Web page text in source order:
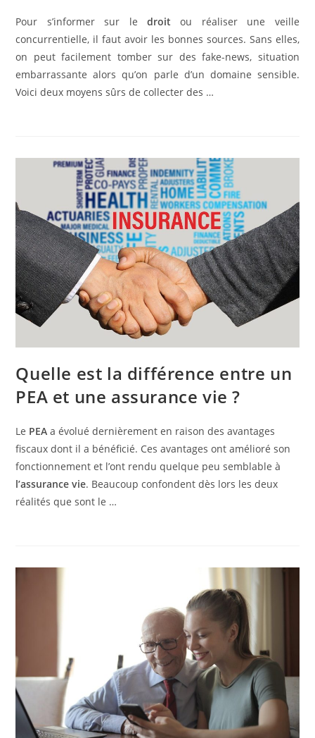
Pour s’informer sur le droit ou réaliser une veille
concurrentielle, il faut avoir les bonnes sources. Sans elles,
on peut facilement tomber sur des fake-news, situation
embarrassante alors qu’on parle d’un domaine sensible.
Voici deux moyens sûrs de collecter des …
Quelle est la différence entre un
PEA et une assurance vie ?
Le PEA a évolué dernièrement en raison des avantages
fiscaux dont il a bénéficié. Ces avantages ont amélioré son
fonctionnement et l’ont rendu quelque peu semblable à
l’assurance vie. Beaucoup confondent dès lors les deux
réalités que sont le …